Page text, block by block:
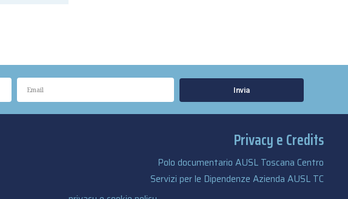
Invia
Privacy e Credits
Polo documentario AUSL Toscana Centro
Servizi per le Dipendenze Azienda AUSL TC